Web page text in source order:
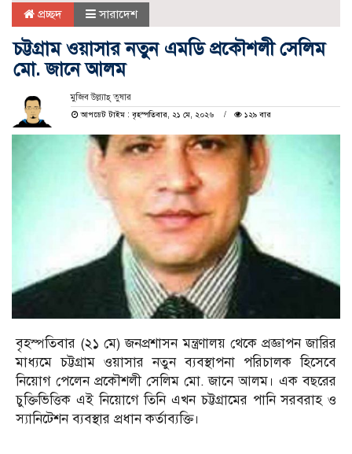
প্রচ্ছদ সারাদেশ
চট্টগ্রাম ওয়াসার নতুন এমডি প্রকৌশলী সেলিম
মো. জানে আলম
মুজিব উল্ল্যাহ্ তুষার
আপডেট টাইম : বৃহস্পতিবার, ২১ মে, ২০২৬
১২৯ বার
বৃহস্পতিবার (২১ মে) জনপ্রশাসন মন্ত্রণালয় থেকে প্রজ্ঞাপন জারির
মাধ্যমে চট্টগ্রাম ওয়াসার নতুন ব্যবস্থাপনা পরিচালক হিসেবে
নিয়োগ পেলেন প্রকৌশলী সেলিম মো. জানে আলম। এক বছরের
চুক্তিভিত্তিক এই নিয়োগে তিনি এখন চট্টগ্রামের পানি সরবরাহ ও
স্যানিটেশন ব্যবস্থার প্রধান কর্তাব্যক্তি।